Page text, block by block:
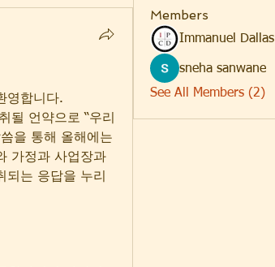
영합니다.
될 언약으로 “우리
을 통해 올해에는
가정과 사업장과
되는 응답을 누리
Members
Immanuel Dallas
sneha sanwane
See All Members (2)